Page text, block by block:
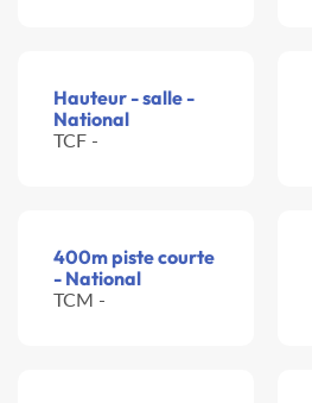
Hauteur - salle -
National
TCF -
400m piste courte
- National
TCM -